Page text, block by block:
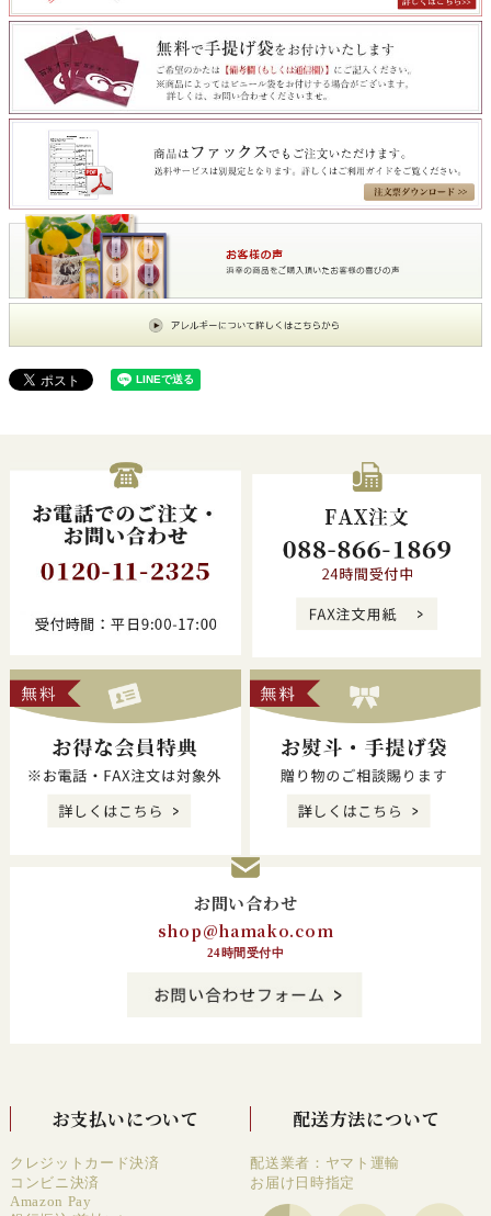
お問い合わせ
shop@hamako.com
24時間受付中
お支払いについて
クレジットカード決済
コンビニ決済
Amazon Pay
配送方法について
配送業者：ヤマト運輸
お届け日時指定